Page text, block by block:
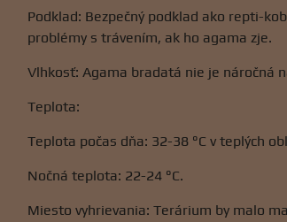
Podklad: Bezpečný podklad ako repti-
problémy s trávením, ak ho agama zje.
Vlhkosť: Agama bradatá nie je náročná
Teplota:
Teplota počas dňa: 32-38 °C v teplých
Nočná teplota: 22-24 °C.
Miesto vyhrievania: Terárium by malo